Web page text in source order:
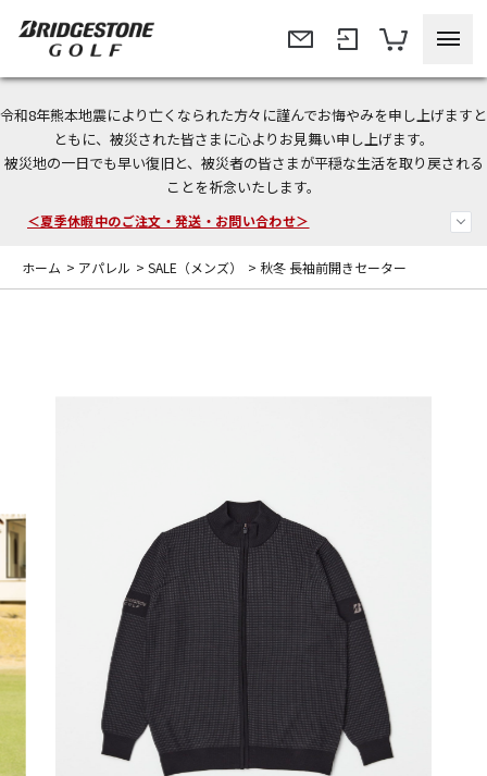
令和8年熊本地震により亡くなられた方々に謹んでお悔やみを申し上げますと
ともに、被災された皆さまに心よりお見舞い申し上げます。
被災地の一日でも早い復旧と、被災者の皆さまが平穏な生活を取り戻される
ことを祈念いたします。
今なら新規会員登録で1,000円OFFクーポンプレゼント！
＜商品配送に関するお知らせ＞
＜夏季休暇中のご注文・発送・お問い合わせ＞
ホーム > アパレル > SALE（メンズ） > 秋冬 長袖前開きセーター